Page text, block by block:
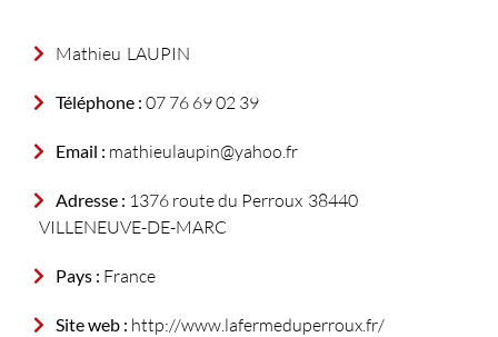
Mathieu LAUPIN
Téléphone : 07 76 69 02 39
Email : mathieulaupin@yahoo.fr
Adresse : 1376 route du Perroux 38440
VILLENEUVE-DE-MARC
Pays : France
Site web : http://www.lafermeduperroux.fr/